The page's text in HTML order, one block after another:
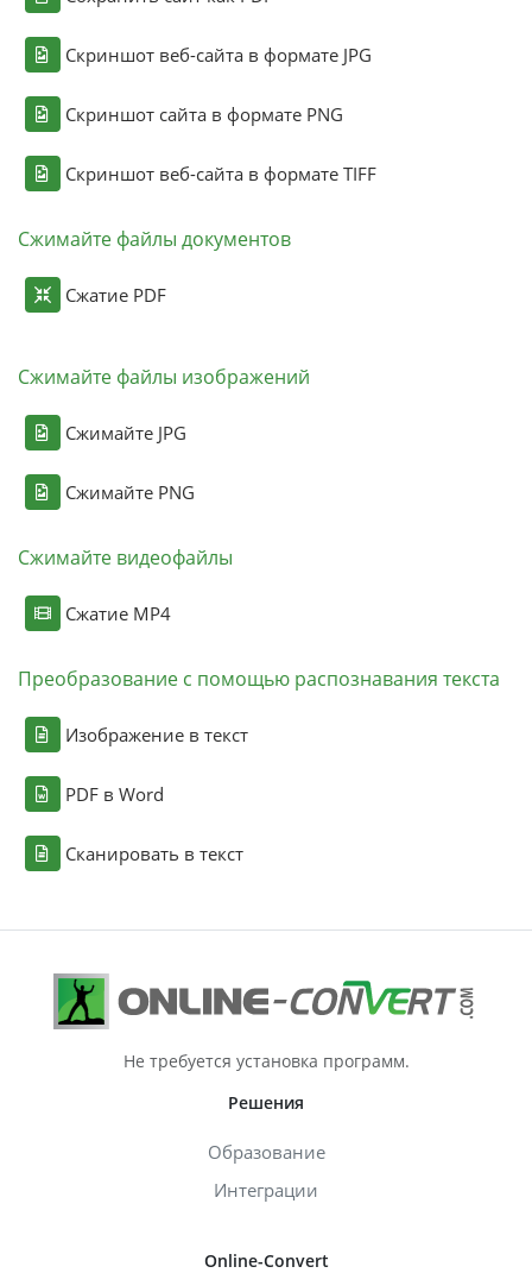
Скриншот веб-сайта в формате JPG
Скриншот сайта в формате PNG
Скриншот веб-сайта в формате TIFF
Сжимайте файлы документов
Сжатие PDF
Сжимайте файлы изображений
Сжимайте JPG
Сжимайте PNG
Сжимайте видеофайлы
Сжатие MP4
Преобразование с помощью распознавания текста
Изображение в текст
PDF в Word
Сканировать в текст
Не требуется установка программ.
Решения
Образование
Интеграции
Online-Convert